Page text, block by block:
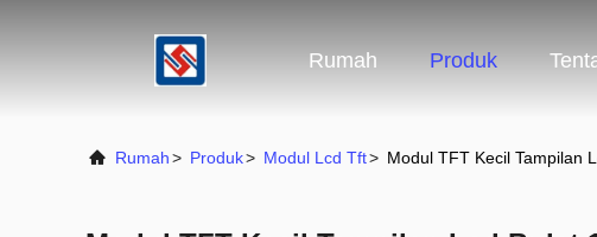
Rumah Produk
Rumah> Produk> Modul Lcd Tft> Modul TFT Kecil Tampilan